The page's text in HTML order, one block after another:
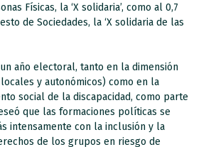
Físicas, la ‘X solidaria’, como al 0,7
de Sociedades, la ‘X solidaria de las
año electoral, tanto en la dimensión
y autonómicos) como en la
social de la discapacidad, como parte
que las formaciones políticas se
intensamente con la inclusión y la
de los grupos en riesgo de